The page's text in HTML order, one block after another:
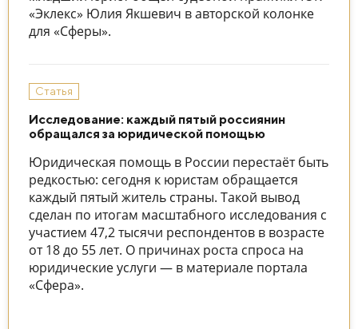
«Эклекс» Юлия Якшевич в авторской колонке
для «Сферы».
Статья
Исследование: каждый пятый россиянин
обращался за юридической помощью
Юридическая помощь в России перестаёт быть
редкостью: сегодня к юристам обращается
каждый пятый житель страны. Такой вывод
сделан по итогам масштабного исследования с
участием 47,2 тысячи респондентов в возрасте
от 18 до 55 лет. О причинах роста спроса на
юридические услуги — в материале портала
«Сфера».